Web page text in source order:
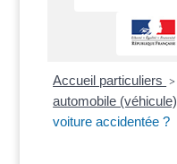
Accueil particuliers >
automobile (véhicule)
voiture accidentée ?